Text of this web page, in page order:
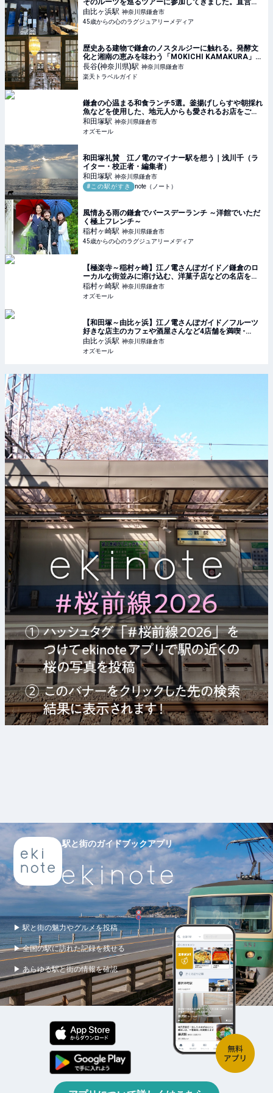
そのルーツを巡るツアーに参加してきました。直営の
葡萄畑巡りやカフェKAMAKURA WINERYで、ワイン
に合わせて、ランチ、デザートを楽しんで来まし
由比ヶ浜駅 神奈川県鎌倉市
45歳からの心のラグジュアリーメディア
歴史ある建物で鎌倉のノスタルジーに触れる。発酵文
化と湘南の恵みを味わう「MOKICHI KAMAKURA」
【楽天トラベル】
長谷(神奈川県)駅 神奈川県鎌倉市
楽天トラベルガイド
鎌倉の心温まる和食ランチ5選。釜揚げしらすや朝採れ
魚などを使用した、地元人からも愛されるお店をご紹
介 - OZmall
和田塚駅 神奈川県鎌倉市
オズモール
和田塚礼賛 江ノ電のマイナー駅を想う｜浅川千（ラ
イター・校正者・編集者）
和田塚駅 神奈川県鎌倉市
#この駅がすき
note（ノート）
風情ある雨の鎌倉でバースデーランチ ～洋館でいただ
く極上フレンチ～
稲村ヶ崎駅 神奈川県鎌倉市
45歳からの心のラグジュアリーメディア
【極楽寺～稲村ヶ崎】江ノ電さんぽガイド／鎌倉のロ
ーカルな街並みに溶け込む、洋菓子店などの名店を発
見 - OZmall
稲村ヶ崎駅 神奈川県鎌倉市
オズモール
【和田塚～由比ヶ浜】江ノ電さんぽガイド／フルーツ
好きな店主のカフェや酒屋さんなど4店舗を満喫 -
OZmall
由比ヶ浜駅 神奈川県鎌倉市
オズモール
駅と街のガイドブックアプリ
▶ 駅と街の魅力やグルメを投稿
▶ 全国の駅に訪れた記録を残せる
▶ あらゆる駅と街の情報を確認